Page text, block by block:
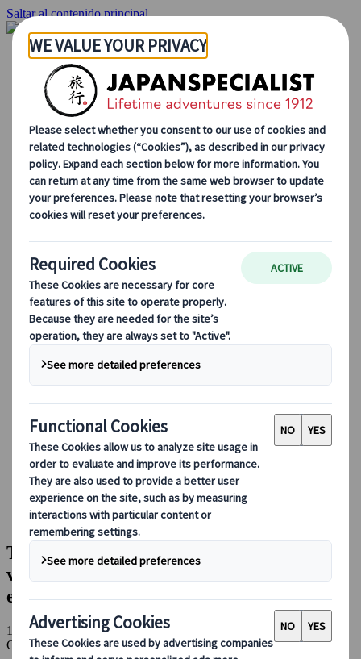
Saltar al contenido principal
Inicio
Viajes
Viajes a medida
Viajes de autor
Fly & Drive
Circuitos organizados
Excursiones
Tours de grupo a medida
Japan Rail Pass
Cómo trabajamos
Sobre nosotros
Nuestro equipo
Blog
Consejos de viaje para cada temporada
Destinos destacados
Perspectivas culturales
Experiencias gastronómicas
Recorre Japón en tren
Preguntas frecuentes
Información práctica
Etiqueta en Japón
Conducir en Japón
Reservar con nosotros
Japan Rail Pass
Alojamiento
Asesoramiento virtual
Japanspecialist
Consejos de viaje para cada temporada
Tu guía por los mejores festivales de verano en Japón: qué
ver, comer y experimentar
Tu guía por los mejores festivales de
verano en Japón: qué ver, comer y
experimentar
15 jul 2025
Consejos de viaje para cada temporada